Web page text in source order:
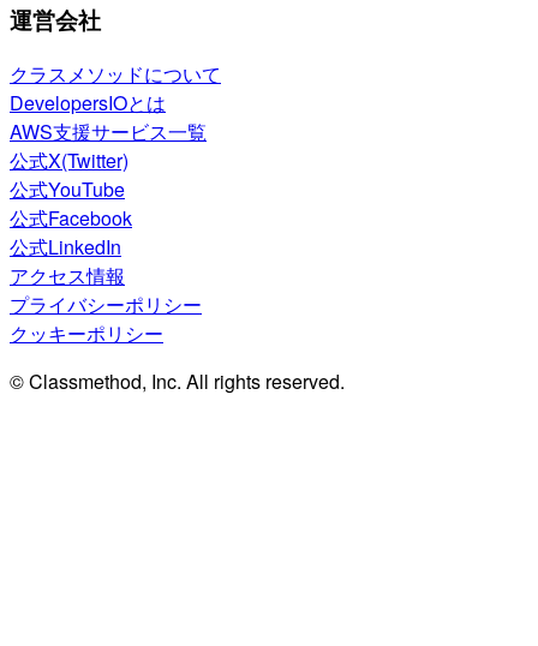
運営会社
クラスメソッドについて
DevelopersIOとは
AWS支援サービス一覧
公式X(Twitter)
公式YouTube
公式Facebook
公式LinkedIn
アクセス情報
プライバシーポリシー
クッキーポリシー
© Classmethod, Inc. All rights reserved.